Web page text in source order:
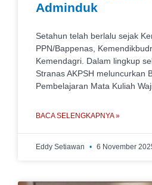
Adminduk
Setahun telah berlalu sejak
PPN/Bappenas,
Kemendagri. Dalam lingkup
Stranas AKPSH meluncurkan
Pembelajaran Mata Kuliah
BACA SELENGKAPNYA »
Eddy Setiawan 6 November